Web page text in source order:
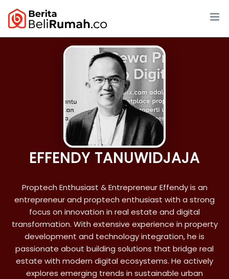
EFFENDY TANUWIDJAJA
Proptech Enthusiast & Entrepreneur Effendy is an
entrepreneur and proptech enthusiast with a strong
focus on innovation in real estate and digital
transformation. With extensive experience in property
development and technology integration, he is
passionate about building solutions that bridge real
estate with modern digital ecosystems. He actively
explores emerging trends in sustainable urban